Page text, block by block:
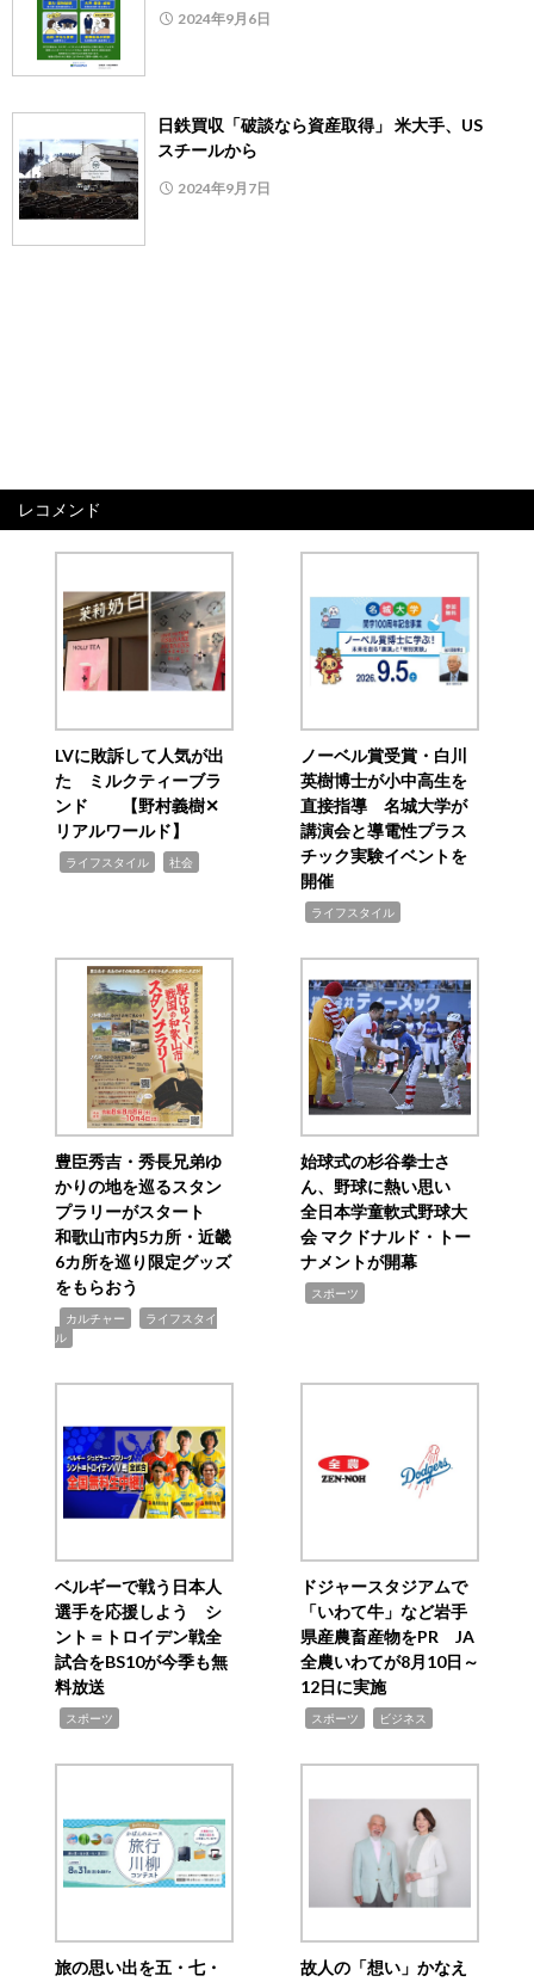
2024年9月6日
日鉄買収「破談なら資産取得」 米大手、US
スチールから
2024年9月7日
レコメンド
LVに敗訴して人気が出
た ミルクティーブラ
ンド 【野村義樹✕
リアルワールド】
ライフスタイル 社会
ノーベル賞受賞・白川
英樹博士が小中高生を
直接指導 名城大学が
講演会と導電性プラス
チック実験イベントを
開催
ライフスタイル
豊臣秀吉・秀長兄弟ゆ
かりの地を巡るスタン
プラリーがスタート
和歌山市内5カ所・近畿
6カ所を巡り限定グッズ
をもらおう
カルチャー
ライフスタイ
ル
始球式の杉谷拳士さ
ん、野球に熱い思い
全日本学童軟式野球大
会 マクドナルド・トー
ナメントが開幕
スポーツ
ベルギーで戦う日本人
選手を応援しよう シ
ント＝トロイデン戦全
試合をBS10が今季も無
料放送
スポーツ
ドジャースタジアムで
「いわて牛」など岩手
県産農畜産物をPR JA
全農いわてが8月10日～
12日に実施
スポーツ ビジネス
旅の思い出を五・七・ 故人の「想い」かなえ